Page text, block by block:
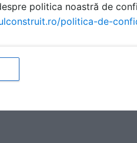
politica noastră de
politica-de-